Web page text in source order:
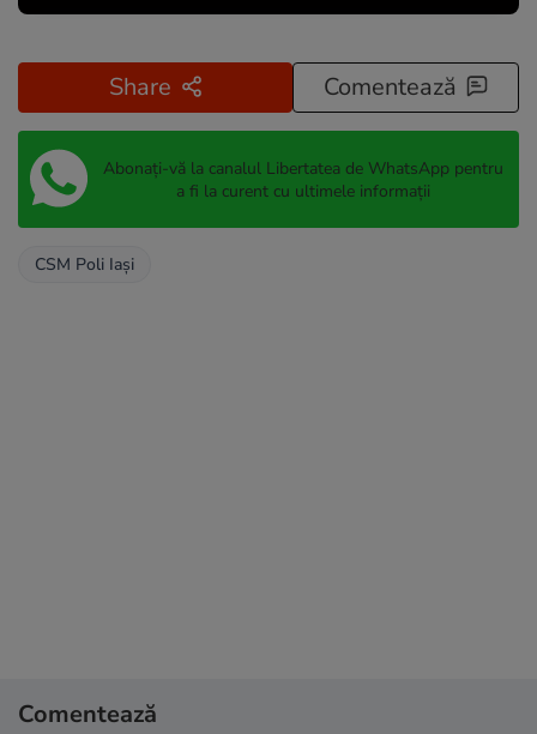
Share Comentează
Abonați-vă la canalul Libertatea de WhatsApp pentru
a fi la curent cu ultimele informații
CSM Poli Iași
Comentează